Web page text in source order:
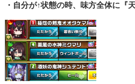
・自分が↑状態の時、味方全体に『